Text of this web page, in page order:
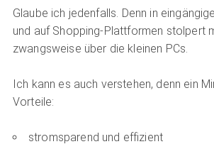
Glaube ich jedenfalls. Denn in
und auf Shopping-Plattformen stolpert
zwangsweise über die kleinen PCs.
Ich kann es auch verstehen, denn ein
Vorteile:
stromsparend und effizient